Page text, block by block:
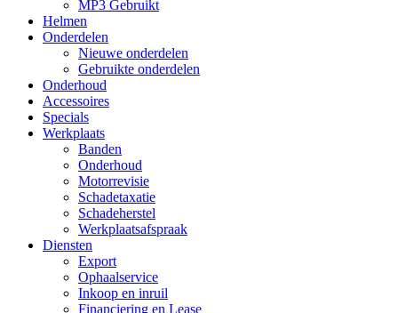
MP3 Gebruikt
Helmen
Onderdelen
Nieuwe onderdelen
Gebruikte onderdelen
Onderhoud
Accessoires
Specials
Werkplaats
Banden
Onderhoud
Motorrevisie
Schadetaxatie
Schadeherstel
Werkplaatsafspraak
Diensten
Export
Ophaalservice
Inkoop en inruil
Financiering en Lease